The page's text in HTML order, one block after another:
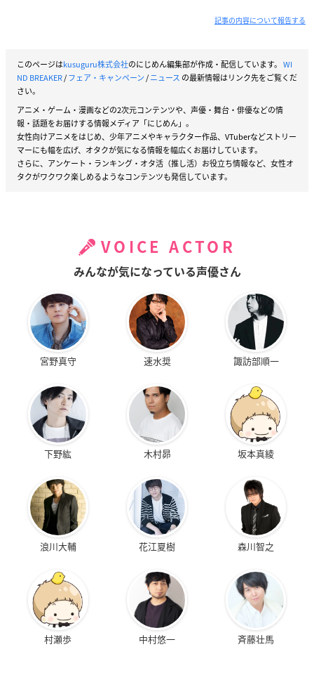
記事の内容について報告する
このページはkusuguru株式会社のにじめん編集部が作成・配信しています。 WI
ND BREAKER/フェア・キャンペーン/ニュース の最新情報はリンク先をご覧くだ
さい。
アニメ・ゲーム・漫画などの2次元コンテンツや、声優・舞台・俳優などの情
報・話題をお届けする情報メディア「にじめん」。
女性向けアニメをはじめ、少年アニメやキャラクター作品、VTuberなどストリー
マーにも幅を広げ、オタクが気になる情報を幅広くお届けしています。
さらに、アンケート・ランキング・オタ活（推し活）お役立ち情報など、女性オ
タクがワクワク楽しめるようなコンテンツも発信しています。
VOICE ACTOR
みんなが気になっている声優さん
宮野真守 速水奨 諏訪部順一
下野紘 木村昴 坂本真綾
浪川大輔 花江夏樹 森川智之
村瀬歩 中村悠一 斉藤壮馬